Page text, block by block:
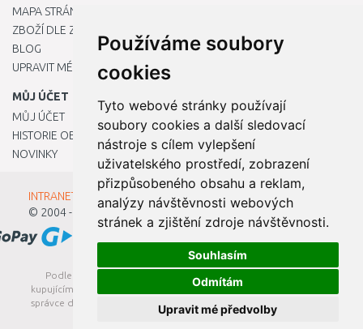
Používáme soubory
cookies
Tyto webové stránky používají
soubory cookies a další sledovací
nástroje s cílem vylepšení
uživatelského prostředí, zobrazení
přizpůsobeného obsahu a reklam,
analýzy návštěvnosti webových
stránek a zjištění zdroje návštěvnosti.
Souhlasím
Odmítám
Upravit mé předvolby
MAPA STRÁNKY
ZBOŽÍ DLE ZNAČEK
BLOG
UPRAVIT MÉ PŘEDVOLBY COOKIES
MŮJ ÚČET
MŮJ ÚČET
HISTORIE OBJEDNÁVEK
NOVINKY
INTRANET - Přihlášení pro zaměstnance
© 2004 - 2026
Kamody s.r.o.
Podle zákona o evidenci tržeb je prodávající povinen vystavit
kupujícímu účtenku. Zároveň je povinen zaevidovat přijatou tržbu u
správce daně online; v případě technického výpadku pak nejpozději
do 48 hodin.